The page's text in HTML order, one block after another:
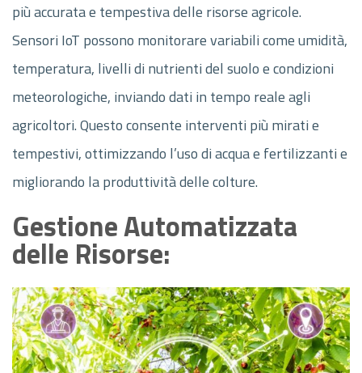
più accurata e tempestiva delle risorse agricole.
Sensori IoT possono monitorare variabili come umidità,
temperatura, livelli di nutrienti del suolo e condizioni
meteorologiche, inviando dati in tempo reale agli
agricoltori. Questo consente interventi più mirati e
tempestivi, ottimizzando l’uso di acqua e fertilizzanti e
migliorando la produttività delle colture.
Gestione Automatizzata
delle Risorse: